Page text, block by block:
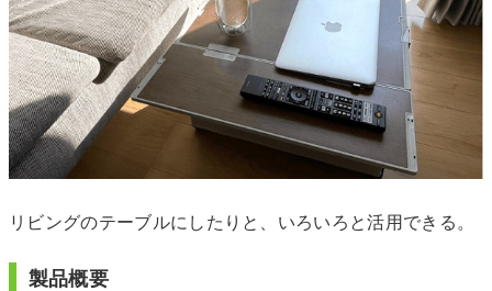
リビングのテーブルにしたりと、いろいろと活用できる。
製品概要